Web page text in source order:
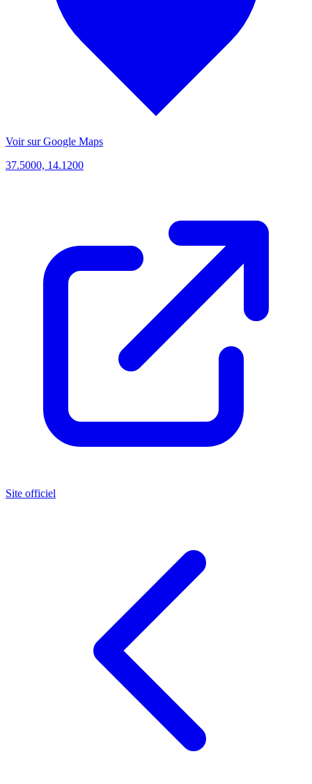
Voir sur Google Maps
37.5000, 14.1200
Site officiel